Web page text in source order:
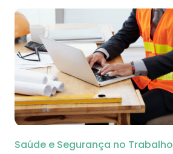
Saúde e Segurança no Trabalho